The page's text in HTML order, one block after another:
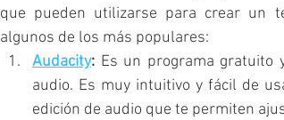
que pueden utilizarse para crear un
algunos de los más populares:
Audacity: Es un programa gratuito
audio. Es muy intuitivo y fácil de
edición de audio que te permiten